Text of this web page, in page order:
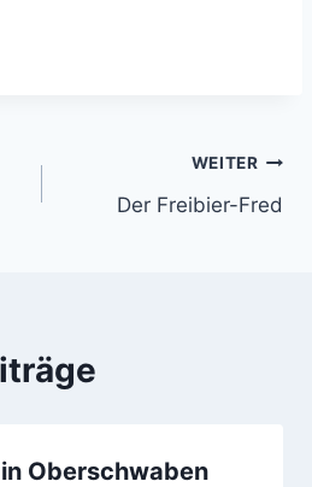
WEITER
Der Freibier-Fred
Oberschwaben